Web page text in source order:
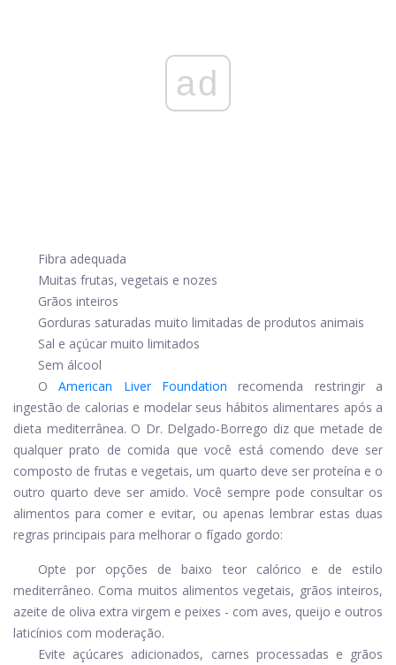
ad
Fibra adequada
Muitas frutas, vegetais e nozes
Grãos inteiros
Gorduras saturadas muito limitadas de produtos animais
Sal e açúcar muito limitados
Sem álcool
O
American Liver Foundation
recomenda restringir a
ingestão de calorias e modelar seus hábitos alimentares após a
dieta mediterrânea. O Dr. Delgado-Borrego diz que metade de
qualquer prato de comida que você está comendo deve ser
composto de frutas e vegetais, um quarto deve ser proteína e o
outro quarto deve ser amido. Você sempre pode consultar os
alimentos para comer e evitar, ou apenas lembrar estas duas
regras principais para melhorar o fígado gordo:
Opte por opções de baixo teor calórico e de estilo
mediterrâneo. Coma muitos alimentos vegetais, grãos inteiros,
azeite de oliva extra virgem e peixes - com aves, queijo e outros
laticínios com moderação.
Evite açúcares adicionados, carnes processadas e grãos